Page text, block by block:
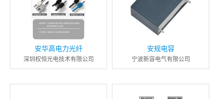
安华高电力光纤
深圳权恒光电技术有限公司
安规电容
宁波新容电气有限公司